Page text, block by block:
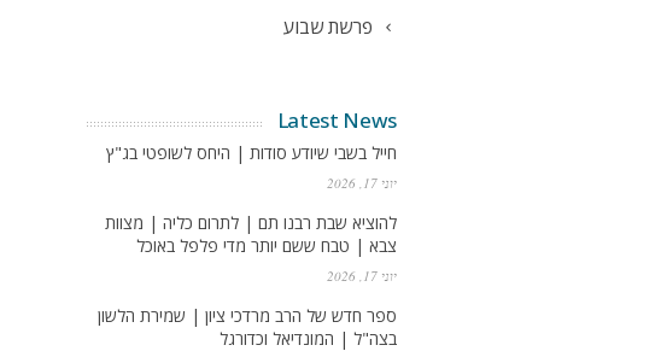
פרשת שבוע
Latest News
חייל בשבי שיודע סודות | היחס לשופטי בג"ץ
יוני 17, 2026
להוציא שבת רבנו תם | לתרום כליה | מצוות
צבא | טבח ששם יותר מדי פלפל באוכל
יוני 17, 2026
ספר חדש של הרב מרדכי ציון | שמירת הלשון
בצה"ל | המונדיאל וכדורגל